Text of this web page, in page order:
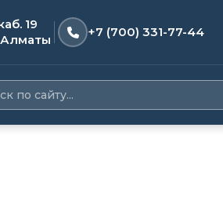
19
Алматы
+7 (700) 331-77-44